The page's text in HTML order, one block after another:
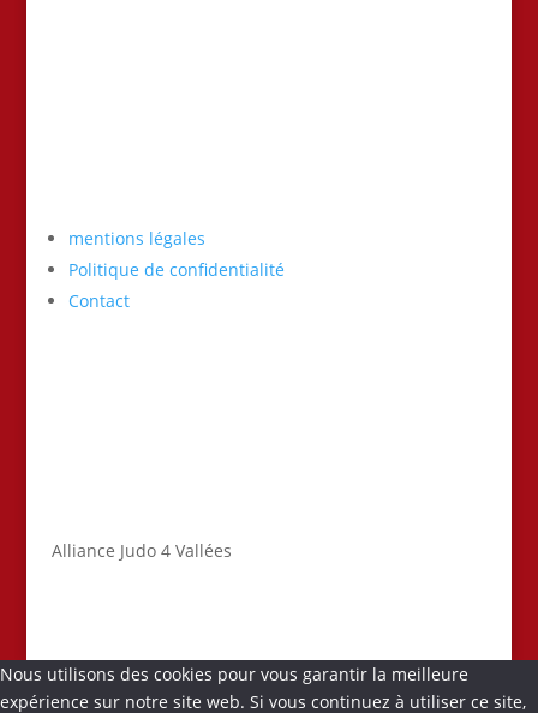
mentions légales
Politique de confidentialité
Contact
Alliance Judo 4 Vallées
Nous utilisons des cookies pour vous garantir la meilleure
expérience sur notre site web. Si vous continuez à utiliser ce site,